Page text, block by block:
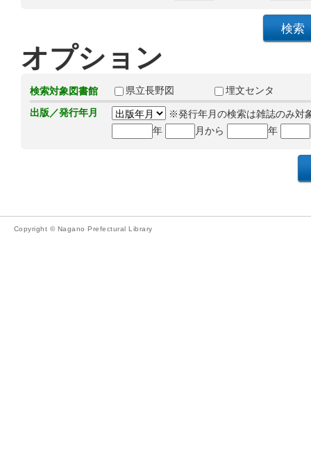
オプション
検索対象図書館 県立長野図
埋文センタ
出版／発行年月
※発行年月の検索は雑誌のみ対
年
月から 年
Copyright © Nagano Prefectural Library